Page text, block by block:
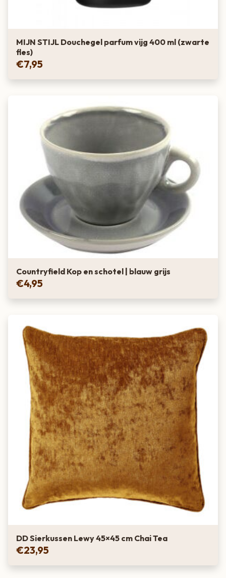
MIJN STIJL Douchegel parfum vijg 400 ml (zwarte
fles)
€7,95
Countryfield Kop en schotel | blauw grijs
€4,95
DD Sierkussen Lewy 45×45 cm Chai Tea
€23,95